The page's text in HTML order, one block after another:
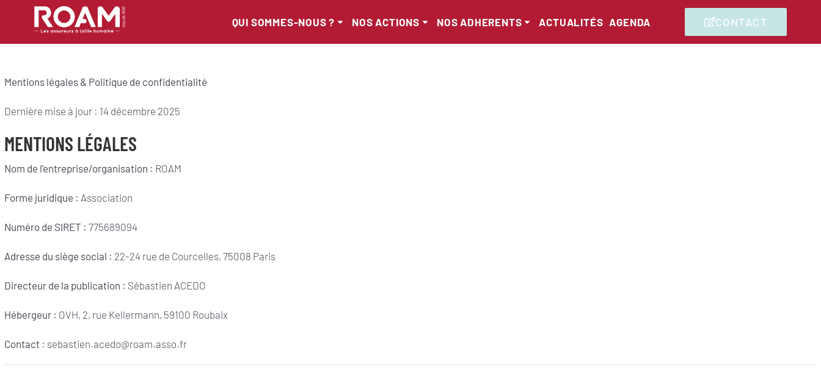
QUI SOMMES-NOUS ? NOS ACTIONS NOS ADHERENTS ACTUALITÉS AGENDA CONTACT
Mentions légales & Politique de confidentialité
Dernière mise à jour : 14 décembre 2025
MENTIONS LÉGALES
Nom de l’entreprise/organisation : ROAM
Forme juridique : Association
Numéro de SIRET : 775689094
Adresse du siège social : 22-24 rue de Courcelles, 75008 Paris
Directeur de la publication : Sébastien ACEDO
Hébergeur : OVH, 2, rue Kellermann, 59100 Roubaix
Contact : sebastien.acedo@roam.asso.fr